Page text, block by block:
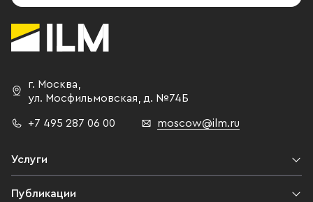
г. Москва,
ул. Мосфильмовская, д. №74Б
+7 495 287 06 00 moscow@ilm.ru
Услуги
Публикации